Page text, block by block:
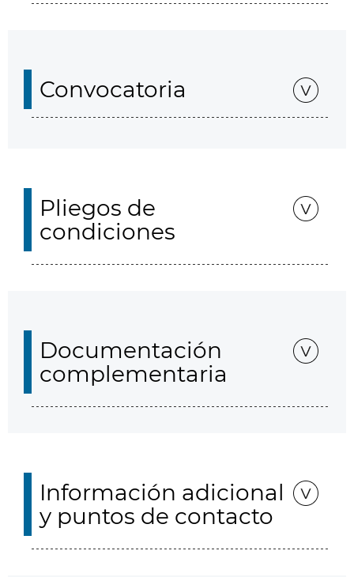
Convocatoria
Pliegos de
condiciones
Documentación
complementaria
Información adicional
y puntos de contacto